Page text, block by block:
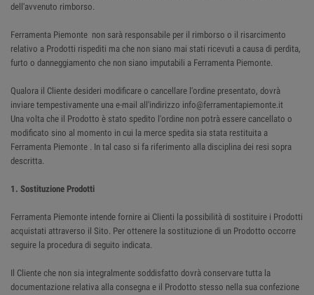
dell'avvenuto rimborso.
Ferramenta Piemonte non sarà responsabile per il rimborso o il risarcimento
relativo a Prodotti rispediti ma che non siano mai stati ricevuti a causa di perdita,
furto o danneggiamento che non siano imputabili a Ferramenta Piemonte.
Qualora il Cliente desideri modificare o cancellare l'ordine presentato, dovrà
inviare tempestivamente una e-mail all'indirizzo info@ferramentapiemonte.it
Una volta che il Prodotto è stato spedito l'ordine non potrà essere cancellato o
modificato sino al momento in cui la merce spedita sia stata restituita a
Ferramenta Piemonte . In tal caso si fa riferimento alla disciplina dei resi sopra
descritta.
1. Sostituzione Prodotti
Ferramenta Piemonte intende fornire ai Clienti la possibilità di sostituire i Prodotti
acquistati attraverso il Sito. Per ottenere la sostituzione di un Prodotto occorre
seguire la procedura di seguito indicata.
Il Cliente che non sia integralmente soddisfatto dovrà conservare tutta la
documentazione relativa alla consegna e il Prodotto stesso nella sua confezione